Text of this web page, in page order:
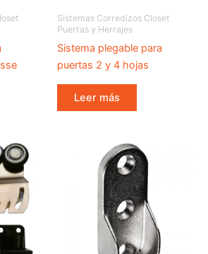
Sistemas Corredizos Closet
Puertas y Herrajes
Sistema plegable para
puertas 2 y 4 hojas
Leer más